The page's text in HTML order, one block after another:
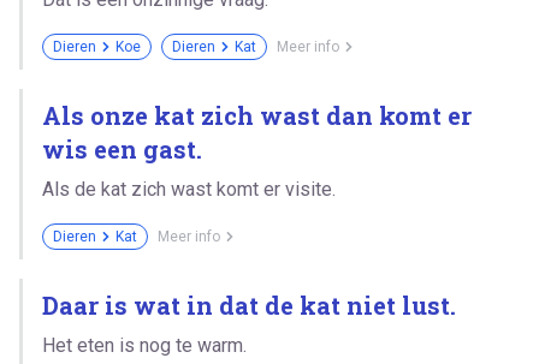
Dieren Koe Dieren Kat Meer info
Als onze kat zich wast dan komt er
wis een gast.
Als de kat zich wast komt er visite.
Dieren Kat Meer info
Daar is wat in dat de kat niet lust.
Het eten is nog te warm.